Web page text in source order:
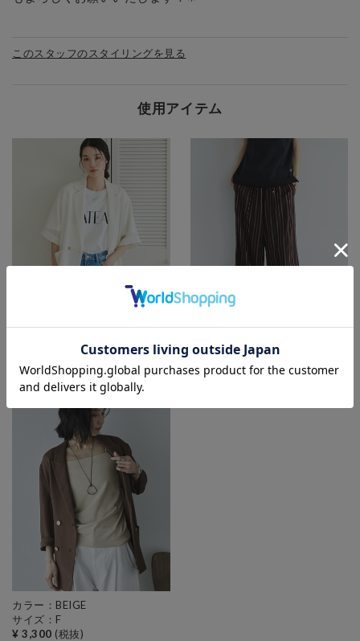
このスタッフのスタイリングを見る
使用アイテム
¥ 14,960 (税抜)
サイズ：F
¥ 11,990 (税抜)
カラー：BEIGE
サイズ：F
¥ 3,300 (税抜)